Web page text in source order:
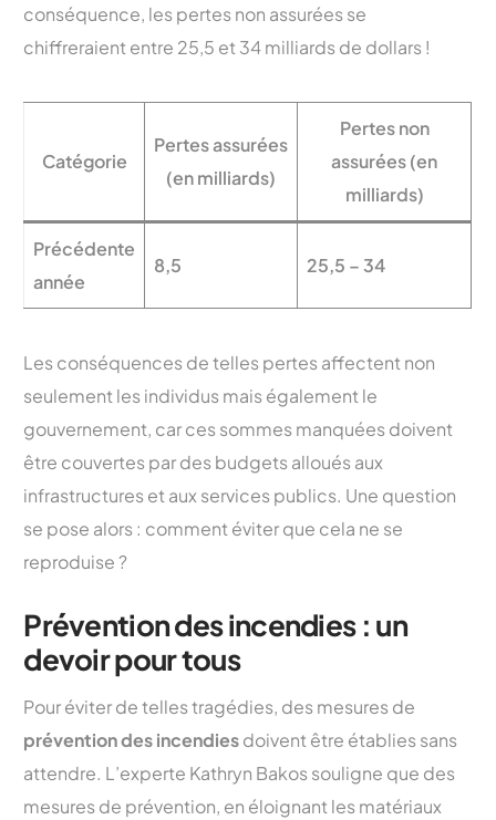
conséquence, les pertes non assurées se
chiffreraient entre 25,5 et 34 milliards de dollars !
Catégorie
Pertes assurées
(en milliards)
Pertes non
assurées (en
milliards)
Précédente
année
8,5 25,5 – 34
Les conséquences de telles pertes affectent non
seulement les individus mais également le
gouvernement, car ces sommes manquées doivent
être couvertes par des budgets alloués aux
infrastructures et aux services publics. Une question
se pose alors : comment éviter que cela ne se
reproduise ?
Prévention des incendies : un
devoir pour tous
Pour éviter de telles tragédies, des mesures de
prévention des incendiesdoivent être établies sans
attendre. L’experte Kathryn Bakos souligne que des
mesures de prévention, en éloignant les matériaux